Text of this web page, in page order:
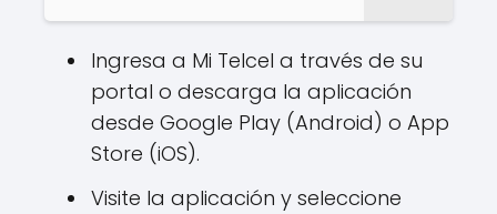
Ingresa a Mi Telcel a través de su
portal o descarga la aplicación
desde Google Play (Android) o App
Store (iOS).
Visite la aplicación y seleccione